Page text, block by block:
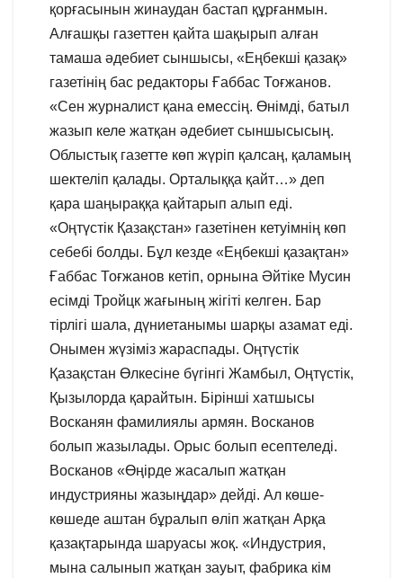
қорғасынын жинаудан бастап құрғанмын.
Алғашқы газеттен қайта шақырып алған
тамаша әдебиет сыншысы, «Еңбекші қазақ»
газетінің бас редакторы Ғаббас Тоғжанов.
«Сен журналист қана емессің. Өнімді, батыл
жазып келе жатқан әдебиет сыншысысың.
Облыстық газетте көп жүріп қалсаң, қаламың
шектеліп қалады. Орталыққа қайт…» деп
қара шаңыраққа қайтарып алып еді.
«Оңтүстік Қазақстан» газетінен кетуімнің көп
себебі болды. Бұл кезде «Еңбекші қазақтан»
Ғаббас Тоғжанов кетіп, орнына Әйтіке Мусин
есімді Тройцк жағының жігіті келген. Бар
тірлігі шала, дүниетанымы шарқы азамат еді.
Онымен жүзіміз жараспады. Оңтүстік
Қазақстан Өлкесіне бүгінгі Жамбыл, Оңтүстік,
Қызылорда қарайтын. Бірінші хатшысы
Восканян фамилиялы армян. Восканов
болып жазылады. Орыс болып есептеледі.
Восканов «Өңірде жасалып жатқан
индустрияны жазыңдар» дейді. Ал көше-
көшеде аштан бұралып өліп жатқан Арқа
қазақтарында шаруасы жоқ. «Индустрия,
мына салынып жатқан зауыт, фабрика кім